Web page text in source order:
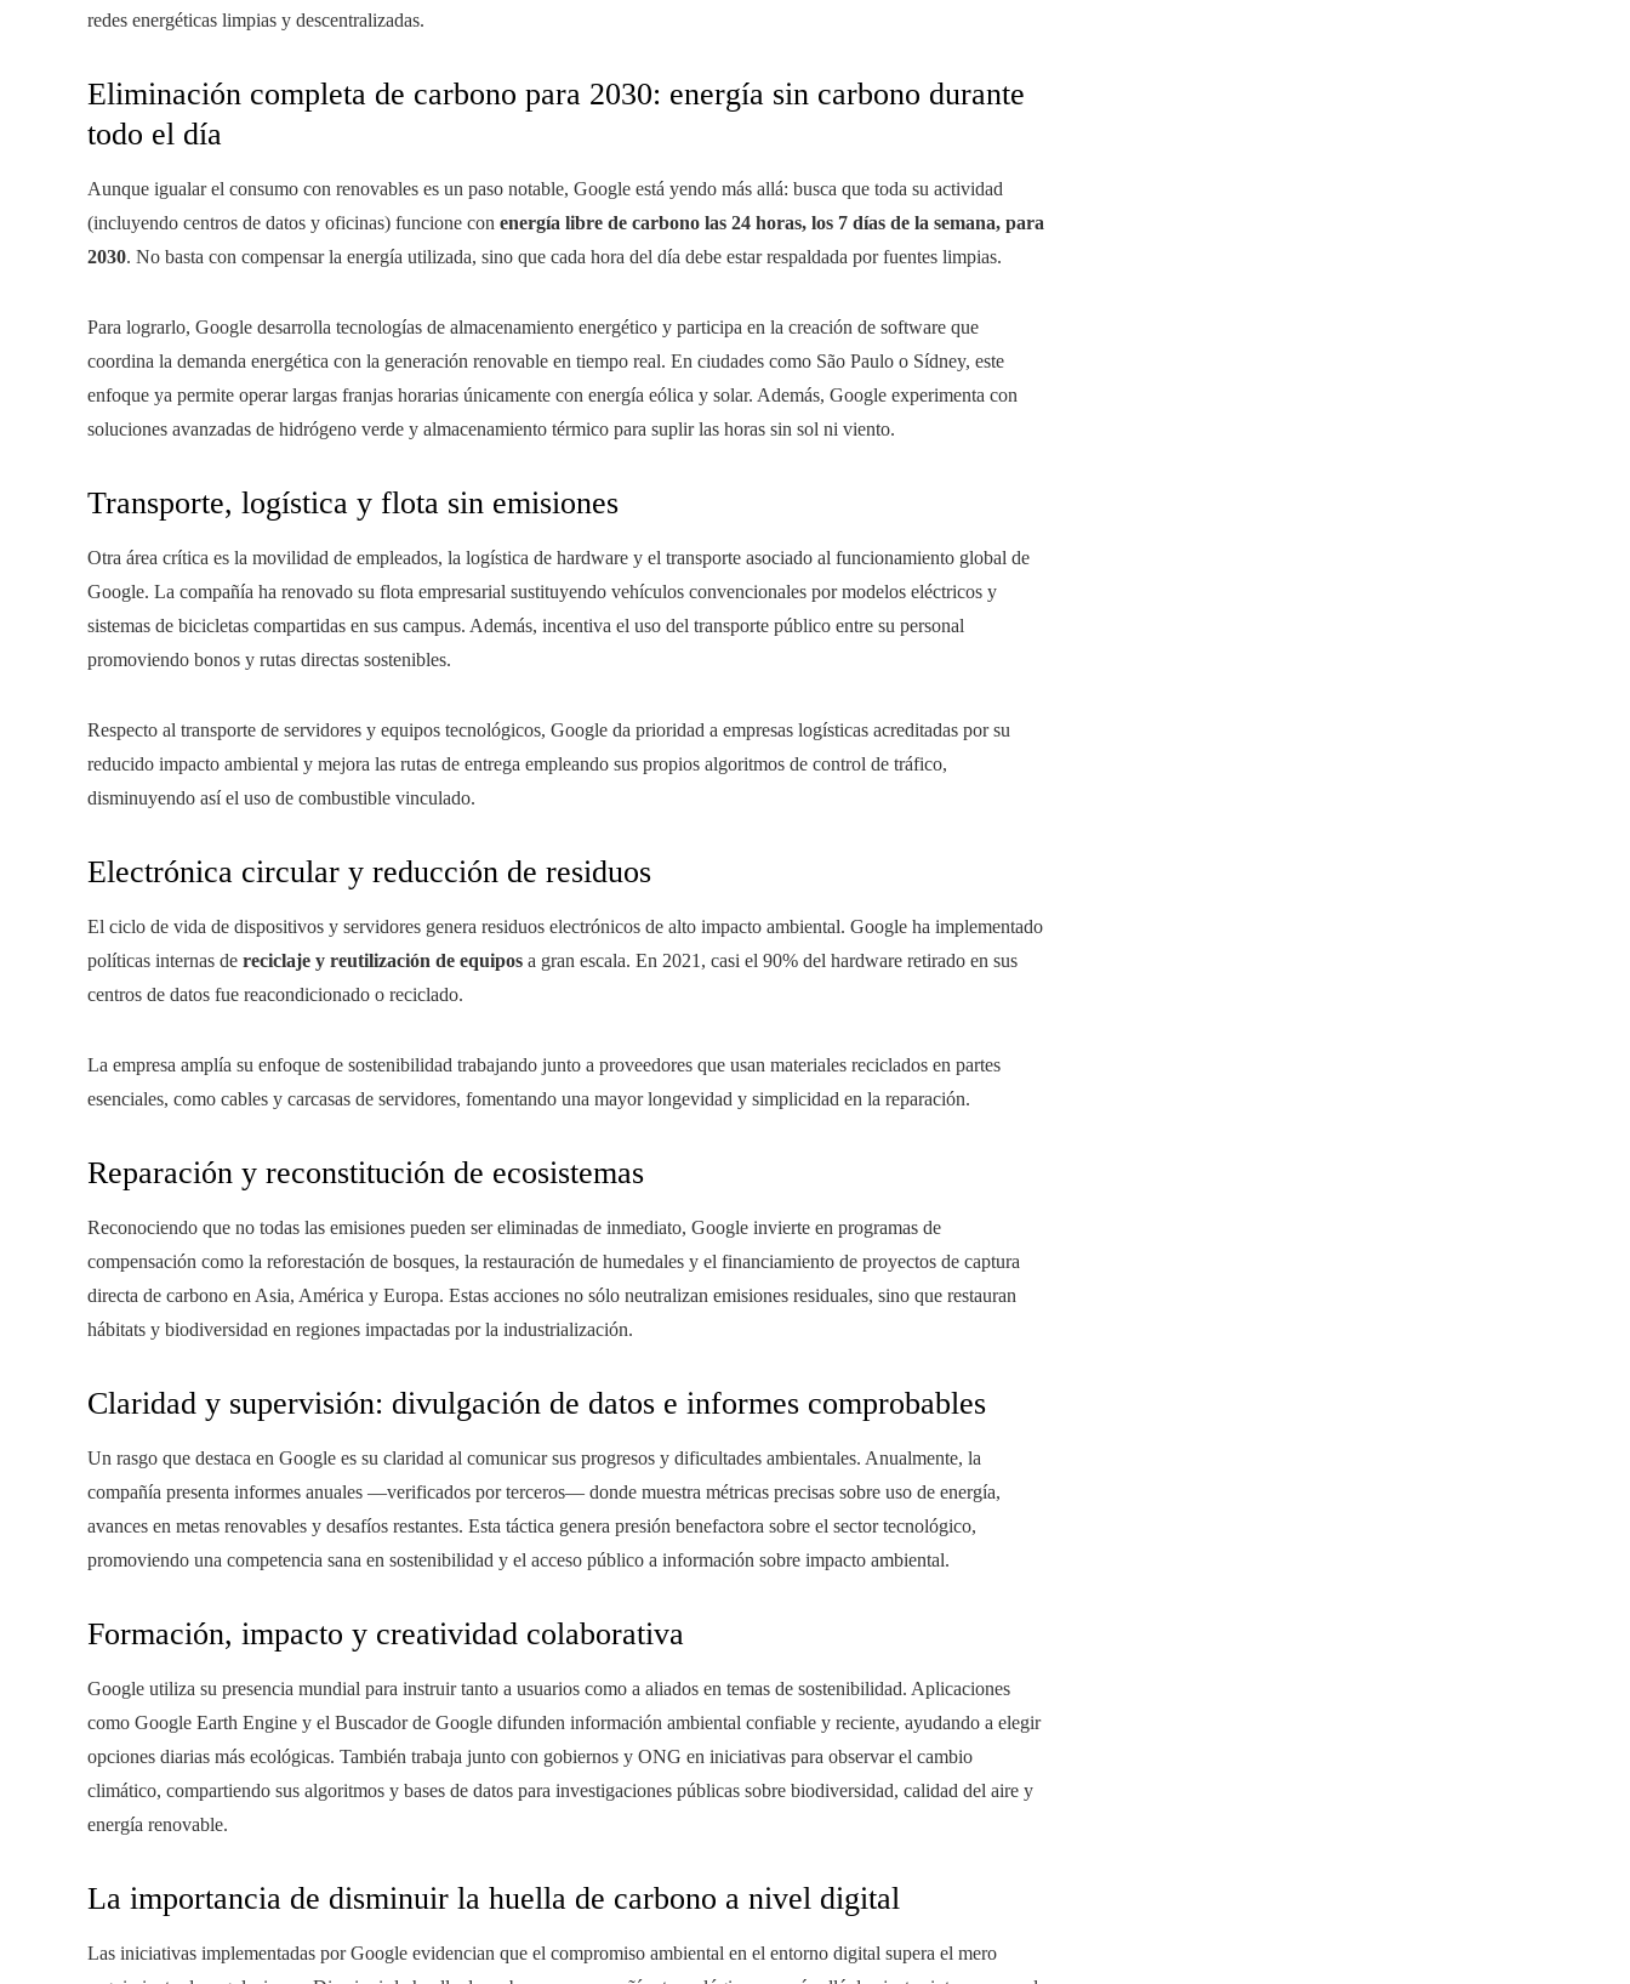
redes energéticas limpias y descentralizadas.
Eliminación completa de carbono para 2030: energía sin carbono durante
todo el día
Aunque igualar el consumo con renovables es un paso notable, Google está yendo más allá: busca que toda su actividad
(incluyendo centros de datos y oficinas) funcione con energía libre de carbono las 24 horas, los 7 días de la semana, para
2030. No basta con compensar la energía utilizada, sino que cada hora del día debe estar respaldada por fuentes limpias.
Para lograrlo, Google desarrolla tecnologías de almacenamiento energético y participa en la creación de software que
coordina la demanda energética con la generación renovable en tiempo real. En ciudades como São Paulo o Sídney, este
enfoque ya permite operar largas franjas horarias únicamente con energía eólica y solar. Además, Google experimenta con
soluciones avanzadas de hidrógeno verde y almacenamiento térmico para suplir las horas sin sol ni viento.
Transporte, logística y flota sin emisiones
Otra área crítica es la movilidad de empleados, la logística de hardware y el transporte asociado al funcionamiento global de
Google. La compañía ha renovado su flota empresarial sustituyendo vehículos convencionales por modelos eléctricos y
sistemas de bicicletas compartidas en sus campus. Además, incentiva el uso del transporte público entre su personal
promoviendo bonos y rutas directas sostenibles.
Respecto al transporte de servidores y equipos tecnológicos, Google da prioridad a empresas logísticas acreditadas por su
reducido impacto ambiental y mejora las rutas de entrega empleando sus propios algoritmos de control de tráfico,
disminuyendo así el uso de combustible vinculado.
Electrónica circular y reducción de residuos
El ciclo de vida de dispositivos y servidores genera residuos electrónicos de alto impacto ambiental. Google ha implementado
políticas internas de reciclaje y reutilización de equipos a gran escala. En 2021, casi el 90% del hardware retirado en sus
centros de datos fue reacondicionado o reciclado.
La empresa amplía su enfoque de sostenibilidad trabajando junto a proveedores que usan materiales reciclados en partes
esenciales, como cables y carcasas de servidores, fomentando una mayor longevidad y simplicidad en la reparación.
Reparación y reconstitución de ecosistemas
Reconociendo que no todas las emisiones pueden ser eliminadas de inmediato, Google invierte en programas de
compensación como la reforestación de bosques, la restauración de humedales y el financiamiento de proyectos de captura
directa de carbono en Asia, América y Europa. Estas acciones no sólo neutralizan emisiones residuales, sino que restauran
hábitats y biodiversidad en regiones impactadas por la industrialización.
Claridad y supervisión: divulgación de datos e informes comprobables
Un rasgo que destaca en Google es su claridad al comunicar sus progresos y dificultades ambientales. Anualmente, la
compañía presenta informes anuales —verificados por terceros— donde muestra métricas precisas sobre uso de energía,
avances en metas renovables y desafíos restantes. Esta táctica genera presión benefactora sobre el sector tecnológico,
promoviendo una competencia sana en sostenibilidad y el acceso público a información sobre impacto ambiental.
Formación, impacto y creatividad colaborativa
Google utiliza su presencia mundial para instruir tanto a usuarios como a aliados en temas de sostenibilidad. Aplicaciones
como Google Earth Engine y el Buscador de Google difunden información ambiental confiable y reciente, ayudando a elegir
opciones diarias más ecológicas. También trabaja junto con gobiernos y ONG en iniciativas para observar el cambio
climático, compartiendo sus algoritmos y bases de datos para investigaciones públicas sobre biodiversidad, calidad del aire y
energía renovable.
La importancia de disminuir la huella de carbono a nivel digital
Las iniciativas implementadas por Google evidencian que el compromiso ambiental en el entorno digital supera el mero